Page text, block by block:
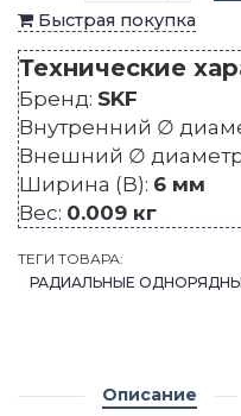
Быстрая покупка
Технические
Бренд: SKF
Внутренний ∅
Внешний ∅ диаметр
Ширина (B): 6 мм
Вес: 0.009 кг
ТЕГИ ТОВАРА:
РАДИАЛЬНЫЕ
Описание